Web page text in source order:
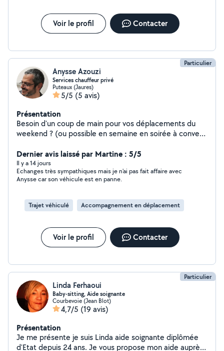
Voir le profil Contacter
Particulier
Anysse Azouzi
Services chauffeur privé
Puteaux (Jaures)
5/5 (5 avis)
Présentation
Besoin d'un coup de main pour vos déplacements du
weekend ? (ou possible en semaine en soirée à convenir
privé. (pour personnes âgées, personnes à mobilités
réduites, accompagnement enfants pour anniversaire...
) Confort, sécurité et bonne humeur sont garantis :) Je
suis une personne responsable et avenante. J'ai été
logistiques en ce qui concerne mes proches. Je sais que
ce service peut être essentiel pour alléger quelque peu
Oracle et PLSQL oracle)
Dernier avis laissé par Martine : 5/5
Il y a 14 jours
Echanges très sympathiques mais je n'ai pas fait affaire avec
Anysse car son véhicule est en panne.
Trajet véhiculé Accompagnement en déplacement
Voir le profil Contacter
Particulier
Linda Ferhaoui
Baby-sitting, Aide soignante
Courbevoie (Jean Blot)
4,7/5 (19 avis)
Présentation
Je me présente je suis Linda aide soignante diplômée
d'Etat depuis 24 ans. Je vous propose mon aide auprès